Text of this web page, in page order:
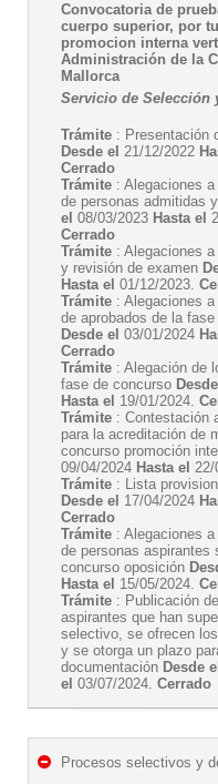
Convocatoria de
cuerpo superior, por
promocion interna
Administración de la
Mallorca
Servicio de Selección
Trámite : Presentación
Desde el 21/12/2022
Cerrado
Trámite : Alegaciones
de personas admitidas
el 08/03/2023 Hasta el
Cerrado
Trámite : Alegaciones
y revisión de examen
Hasta el 01/12/2023.
Trámite : Alegaciones
de aprobados de la
Desde el 03/01/2024
Cerrado
Trámite : Alegación de
fase de concurso
Hasta el 19/01/2024.
Trámite : Contestación
para la acreditación de
concurso promoción
09/04/2024 Hasta el 22/
Trámite : Lista
Desde el 17/04/2024
Cerrado
Trámite : Alegaciones
de personas aspirantes
concurso oposición
Hasta el 15/05/2024.
Trámite : Publicación
aspirantes que han
selectivo, se ofrecen
y se otorga un plazo
documentación Desde el
el 03/07/2024. Cerrado
Procesos selectivos y